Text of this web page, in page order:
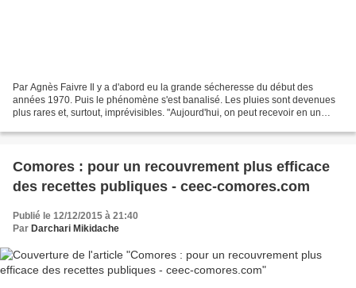
Par Agnès Faivre Il y a d'abord eu la grande sécheresse du début des
années 1970. Puis le phénomène s'est banalisé. Les pluies sont devenues
plus rares et, surtout, imprévisibles. "Aujourd'hui, on peut recevoir en un
Comores : pour un recouvrement plus efficace
des recettes publiques - ceec-comores.com
Publié le 12/12/2015 à 21:40
Par Darchari Mikidache